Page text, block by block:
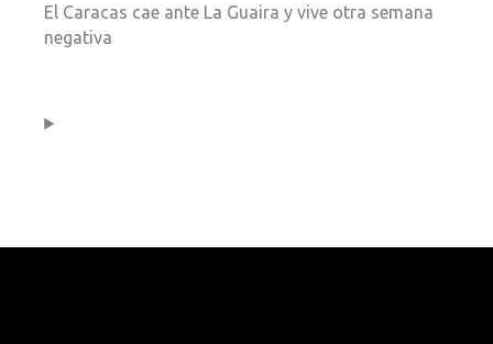
El Caracas cae ante La Guaira y vive otra semana
negativa